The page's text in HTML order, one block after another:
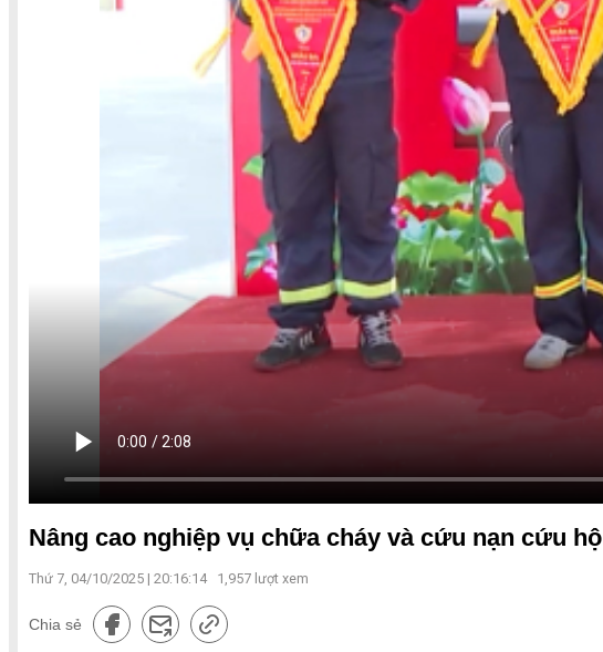
Nâng cao nghiệp vụ chữa cháy và cứu nạn cứu hộ
Thứ 7, 04/10/2025 | 20:16:14 1,957 lượt xem
Chia sẻ